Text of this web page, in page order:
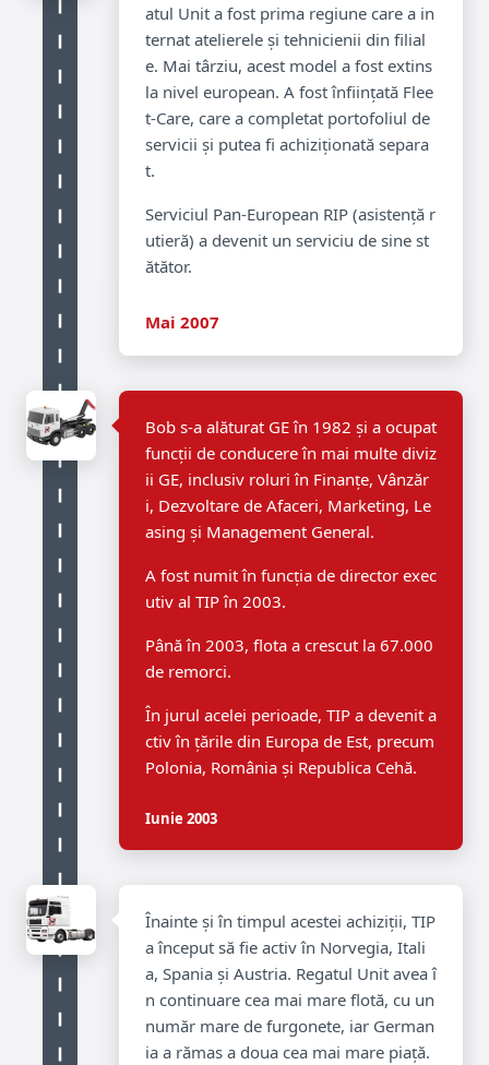
atul Unit a fost prima regiune care a in
ternat atelierele și tehnicienii din filial
e. Mai târziu, acest model a fost extins
la nivel european. A fost înființată Flee
t-Care, care a completat portofoliul de
servicii și putea fi achiziționată separa
t.
Serviciul Pan-European RIP (asistență r
utieră) a devenit un serviciu de sine st
ătător.
Mai 2007
Bob s-a alăturat GE în 1982 și a ocupat
funcții de conducere în mai multe diviz
ii GE, inclusiv roluri în Finanțe, Vânzăr
i, Dezvoltare de Afaceri, Marketing, Le
asing și Management General.
A fost numit în funcția de director exec
utiv al TIP în 2003.
Până în 2003, flota a crescut la 67.000
de remorci.
În jurul acelei perioade, TIP a devenit a
ctiv în țările din Europa de Est, precum
Polonia, România și Republica Cehă.
Iunie 2003
Înainte și în timpul acestei achiziții, TIP
a început să fie activ în Norvegia, Itali
a, Spania și Austria. Regatul Unit avea î
n continuare cea mai mare flotă, cu un
număr mare de furgonete, iar German
ia a rămas a doua cea mai mare piață.